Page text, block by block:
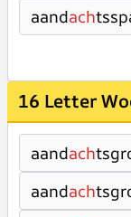
aandach
16 Letter
aandach
aandach